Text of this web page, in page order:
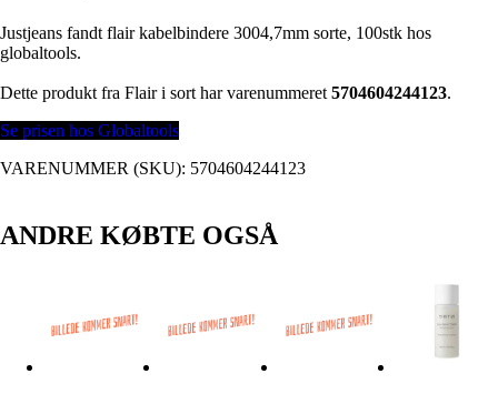
Justjeans fandt flair kabelbindere 3004,7mm sorte, 100stk hos
globaltools.
Dette produkt fra Flair i sort har varenummeret 5704604244123.
Se prisen hos Globaltools
VARENUMMER (SKU): 5704604244123
ANDRE KØBTE OGSÅ